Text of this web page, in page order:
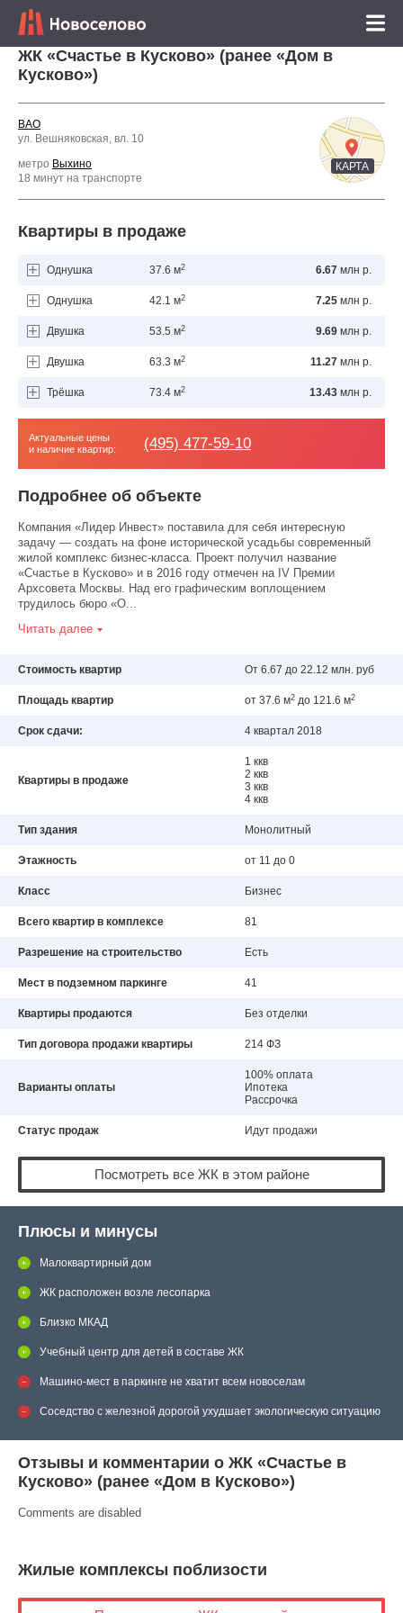
ЖК «Счастье в Кусково» (ранее «Дом в
Кусково»)
ВАО
ул. Вешняковская, вл. 10
метро Выхино
18 минут на транспорте
КАРТА
Квартиры в продаже
Однушка 37.6 м2 6.67млн р.
Однушка 42.1 м2 7.25млн р.
Двушка 53.5 м2 9.69млн р.
Двушка 63.3 м2 11.27млн р.
Трёшка 73.4 м2 13.43млн р.
Актуальные цены
и наличие квартир:
(495) 477-59-10
Подробнее об объекте
Компания «Лидер Инвест» поставила для себя интересную
задачу — создать на фоне исторической усадьбы современный
жилой комплекс бизнес-класса. Проект получил название
«Счастье в Кусково» и в 2016 году отмечен на IV Премии
Архсовета Москвы. Над его графическим воплощением
трудилось бюро «О...
Читать далее
Стоимость квартир От 6.67 до 22.12 млн. руб
Площадь квартир от 37.6 м2 до 121.6 м2
Срок сдачи: 4 квартал 2018
Квартиры в продаже
1 ккв
2 ккв
3 ккв
4 ккв
Тип здания Монолитный
Этажность от 11 до 0
Класс Бизнес
Всего квартир в комплексе 81
Разрешение на строительство Есть
Мест в подземном паркинге 41
Квартиры продаются Без отделки
Тип договора продажи квартиры 214 ФЗ
Варианты оплаты
100% оплата
Ипотека
Рассрочка
Статус продаж Идут продажи
Посмотреть все ЖК в этом районе
Плюсы и минусы
Малоквартирный дом
ЖК расположен возле лесопарка
Близко МКАД
Учебный центр для детей в составе ЖК
Машино-мест в паркинге не хватит всем новоселам
Соседство с железной дорогой ухудшает экологическую ситуацию
Отзывы и комментарии о ЖК «Счастье в
Кусково» (ранее «Дом в Кусково»)
Comments are disabled
Жилые комплексы поблизости